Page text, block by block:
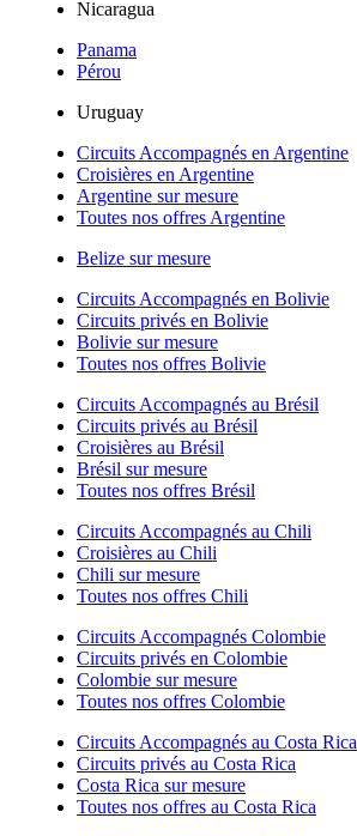
Nicaragua
Panama
Pérou
Uruguay
Circuits Accompagnés en Argentine
Croisières en Argentine
Argentine sur mesure
Toutes nos offres Argentine
Belize sur mesure
Circuits Accompagnés en Bolivie
Circuits privés en Bolivie
Bolivie sur mesure
Toutes nos offres Bolivie
Circuits Accompagnés au Brésil
Circuits privés au Brésil
Croisières au Brésil
Brésil sur mesure
Toutes nos offres Brésil
Circuits Accompagnés au Chili
Croisières au Chili
Chili sur mesure
Toutes nos offres Chili
Circuits Accompagnés Colombie
Circuits privés en Colombie
Colombie sur mesure
Toutes nos offres Colombie
Circuits Accompagnés au Costa Rica
Circuits privés au Costa Rica
Costa Rica sur mesure
Toutes nos offres au Costa Rica